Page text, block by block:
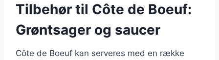
Tilbehør til Côte de Boeuf:
Grøntsager og saucer
Côte de Boeuf kan serveres med en række